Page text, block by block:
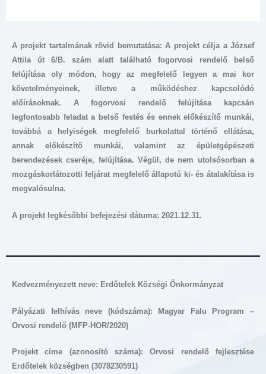
A projekt tartalmának rövid bemutatása: A projekt célja a József
Attila út 6/B. szám alatt található fogorvosi rendelő belső
felújítása oly módon, hogy az megfelelő legyen a mai kor
követelményeinek, illetve a működéshez kapcsolódó
előírásoknak. A fogorvosi rendelő felújítása kapcsán
legfontosabb feladat a belső festés és ennek előkészítő munkái,
továbbá a helyiségek megfelelő burkolattal történő ellátása,
annak előkészítő munkái, valamint az épületgépészeti
berendezések cseréje, felújítása. Végül, de nem utolsósorban a
mozgáskorlátozotti feljárat megfelelő állapotú ki- és átalakítása is
megvalósulna.
A projekt legkésőbbi befejezési dátuma: 2021.12.31.
Kedvezményezett neve: Erdőtelek Községi Önkormányzat
Pályázati felhívás neve (kódszáma): Magyar Falu Program –
Orvosi rendelő (MFP-HOR/2020)
Projekt címe (azonosító száma):Orvosi rendelő fejlesztése
Erdőtelek községben (3078230591)